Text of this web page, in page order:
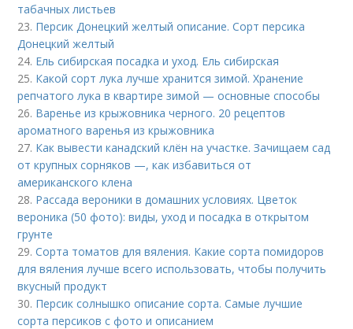
табачных листьев
23. Персик Донецкий желтый описание. Сорт персика
Донецкий желтый
24. Ель сибирская посадка и уход. Ель сибирская
25. Какой сорт лука лучше хранится зимой. Хранение
репчатого лука в квартире зимой — основные способы
26. Варенье из крыжовника черного. 20 рецептов
ароматного варенья из крыжовника
27. Как вывести канадский клён на участке. Зачищаем сад
от крупных сорняков —, как избавиться от
американского клена
28. Рассада вероники в домашних условиях. Цветок
вероника (50 фото): виды, уход и посадка в открытом
грунте
29.Сорта томатов для вяления. Какие сорта помидоров
для вяления лучше всего использовать, чтобы получить
вкусный продукт
30. Персик солнышко описание сорта. Самые лучшие
сорта персиков с фото и описанием